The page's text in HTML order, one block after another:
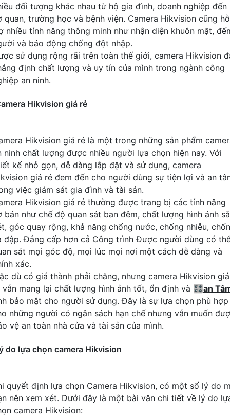
đối tượng khác nhau từ hộ gia đình, doanh nghiệp đến
quan, trường học và bệnh viện. Camera Hikvision cũng hỗ
nhiều tính năng thông minh như nhận diện khuôn mặt,
và báo động chống đột nhập.
sử dụng rộng rãi trên toàn thế giới, camera Hikvision
định chất lượng và uy tín của mình trong ngành công
an ninh.
Hikvision giá rẻ
Hikvision giá rẻ là một trong những sản phẩm
ninh chất lượng được nhiều người lựa chọn hiện nay. Với
kế nhỏ gọn, dễ dàng lắp đặt và sử dụng, camera
giá rẻ đem đến cho người dùng sự tiện lợi và an
việc giám sát gia đình và tài sản.
Hikvision giá rẻ thường được trang bị các tính năng
bản như chế độ quan sát ban đêm, chất lượng hình ảnh
góc quay rộng, khả năng chống nước, chống nhiễu,
đập. Đẳng cấp hơn cả Công trình Được người dùng có
sát mọi góc độ, mọi lúc mọi nơi một cách dễ dàng và
xác.
dù có giá thành phải chăng, nhưng camera Hikvision giá
vẫn mang lại chất lượng hình ảnh tốt, ổn định và 🎛an
bảo mật cho người sử dụng. Đây là sự lựa chọn phù hợp
những người có ngân sách hạn chế nhưng vẫn muốn
vệ an toàn nhà cửa và tài sản của mình.
do lựa chọn camera Hikvision
quyết định lựa chọn Camera Hikvision, có một số lý do
nên xem xét. Dưới đây là một bài văn chi tiết về lý do
camera Hikvision: